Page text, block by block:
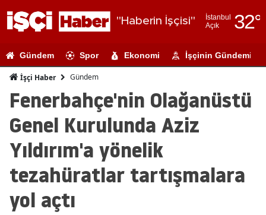
"Haberin İşçisi"
İstanbul
Açık
32°
Adıyaman
Ağrı
Antalya
Gündem Spor Ekonomi İşçinin Gündemi
İşçi Haber Gündem
Fenerbahçe'nin Olağanüstü
Genel Kurulunda Aziz
Yıldırım'a yönelik
tezahüratlar tartışmalara
yol açtı